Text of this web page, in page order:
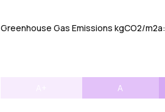
Greenhouse Gas Emissions kgCO2/m2a:
A